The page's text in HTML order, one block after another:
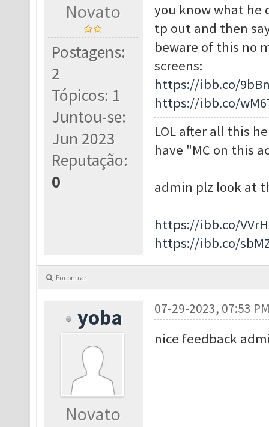
Novato
Postagens:
2
Tópicos: 1
Juntou-se:
Jun 2023
Reputação:
0
you know what he
tp out and then
beware of this no
screens:
https://ibb.co/
https://ibb.co/
LOL after all this
have "MC on this
admin plz look at
https://ibb.co/
https://ibb.co/
Encontrar
yoba
Novato
07-29-2023, 07:53
nice feedback